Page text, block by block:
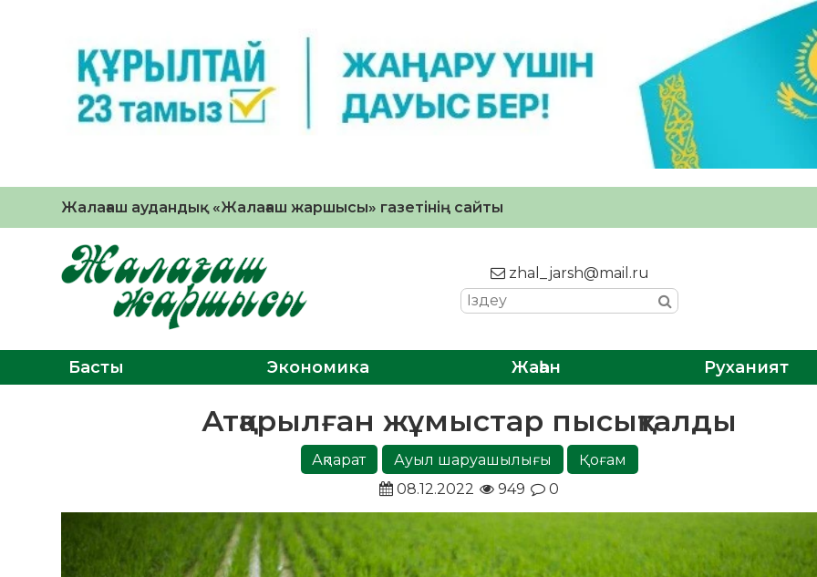
Жалағаш аудандық «Жалағаш жаршысы» газетінің сайты
zhal_jarsh@mail.ru
Басты Экономика Жаһан Руханият
Атқарылған жұмыстар пысықталды
Ақпарат Ауыл шаруашылығы
Қоғам
08.12.2022
949 0